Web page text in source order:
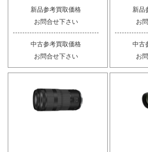
新品参考買取価格
お問合せ下さい
中古参考買取価格
お問合せ下さい
新品
お
中古
お